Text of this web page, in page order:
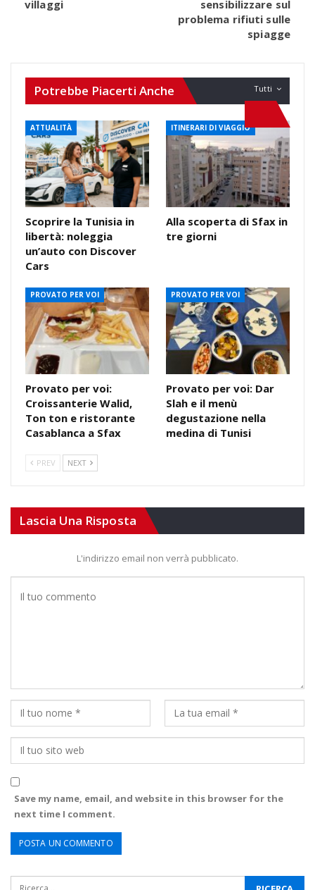
villaggi
sensibilizzare sul
problema rifiuti sulle
spiagge
Tutti
Potrebbe Piacerti Anche
ATTUALITÀ
Scoprire la Tunisia in
libertà: noleggia
un’auto con Discover
Cars
ITINERARI DI VIAGGIO
Alla scoperta di Sfax in
tre giorni
PROVATO PER VOI
Provato per voi:
Croissanterie Walid,
Ton ton e ristorante
Casablanca a Sfax
PROVATO PER VOI
Provato per voi: Dar
Slah e il menù
degustazione nella
medina di Tunisi
PREV NEXT
Lascia Una Risposta
L'indirizzo email non verrà pubblicato.
Save my name, email, and website in this browser for the
next time I comment.